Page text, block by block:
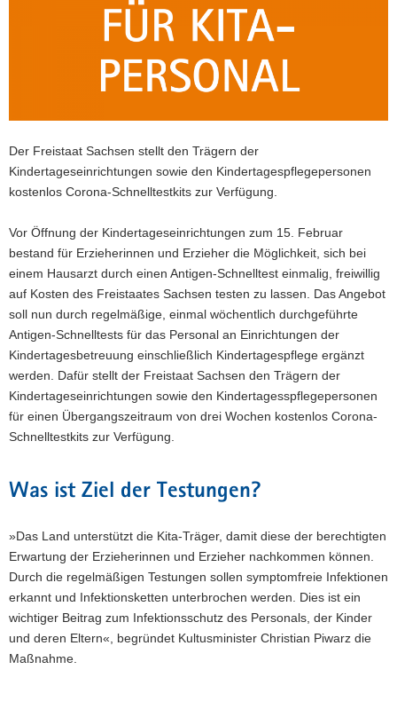
t
Der Freistaat Sachsen stellt den Trägern der
Kindertageseinrichtungen sowie den Kindertagespflegepersonen
kostenlos Corona-Schnelltestkits zur Verfügung.
Vor Öffnung der Kindertageseinrichtungen zum 15. Februar
bestand für Erzieherinnen und Erzieher die Möglichkeit, sich bei
einem Hausarzt durch einen Antigen-Schnelltest einmalig, freiwillig
auf Kosten des Freistaates Sachsen testen zu lassen. Das Angebot
soll nun durch regelmäßige, einmal wöchentlich durchgeführte
Antigen-Schnelltests für das Personal an Einrichtungen der
Kindertagesbetreuung einschließlich Kindertagespflege ergänzt
werden. Dafür stellt der Freistaat Sachsen den Trägern der
Kindertageseinrichtungen sowie den Kindertagesspflegepersonen
für einen Übergangszeitraum von drei Wochen kostenlos Corona-
Schnelltestkits zur Verfügung.
Was ist Ziel der Testungen?
»Das Land unterstützt die Kita-Träger, damit diese der berechtigten
Erwartung der Erzieherinnen und Erzieher nachkommen können.
Durch die regelmäßigen Testungen sollen symptomfreie Infektionen
erkannt und Infektionsketten unterbrochen werden. Dies ist ein
wichtiger Beitrag zum Infektionsschutz des Personals, der Kinder
und deren Eltern«, begründet Kultusminister Christian Piwarz die
Maßnahme.